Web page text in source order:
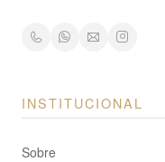
INSTITUCIONAL
Sobre